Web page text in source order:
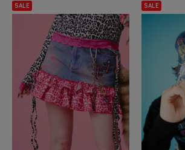
SALE SALE